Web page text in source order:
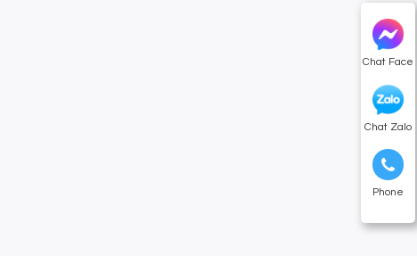
Chat Face
Chat Zalo
Phone